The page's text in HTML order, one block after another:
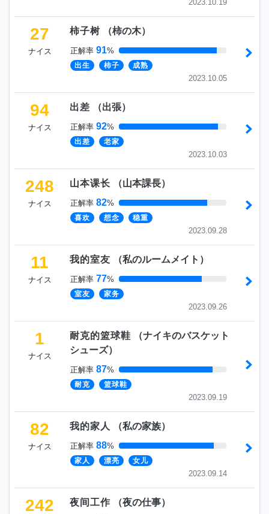
2023.10.19
27
ナイス
柿子树 （柿の木）
正解率 91%
出生 柿子 成熟
2023.10.05
94
ナイス
出差 （出張）
正解率 92%
出差 老家
2023.10.03
248
ナイス
山本课长 （山本課長）
正解率 82%
喜欢 想念 稳重
2023.09.28
11
ナイス
我的室友 （私のルームメイト ）
正解率 77%
室友 家务
2023.09.26
1
ナイス
耐克的篮球鞋 （ナイキのバスケット
シューズ）
正解率 87%
耐克 篮球鞋
2023.09.19
82
ナイス
我的家人 （私の家族）
正解率 88%
家人 漂亮 女儿
2023.09.14
242 夜间工作 （夜の仕事）